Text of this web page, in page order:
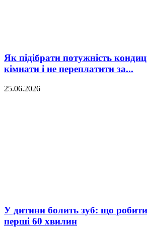
Як підібрати потужність
кімнати і не переплатити за...
25.06.2026
У дитини болить зуб: що
перші 60 хвилин